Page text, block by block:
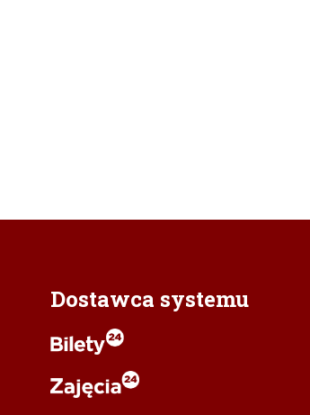
Dostawca systemu